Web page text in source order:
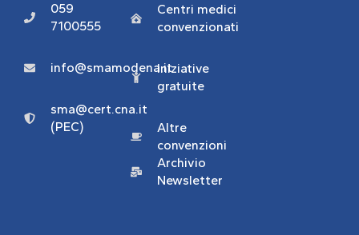
059
7100555
info@smamodena.it
sma@cert.cna.it
(PEC)
Centri medici
convenzionati
Iniziative
gratuite
Altre
convenzioni
Archivio
Newsletter